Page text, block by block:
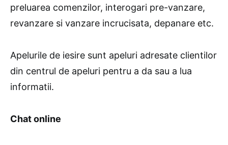
preluarea comenzilor, interogari pre-vanzare,
revanzare si vanzare incrucisata, depanare etc.
Apelurile de iesire sunt apeluri adresate clientilor
din centrul de apeluri pentru a da sau a lua
informatii.
Chat online